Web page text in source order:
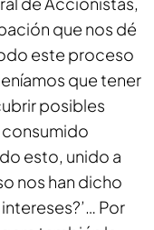
que nos dé
este proceso
que tener
posibles
consumido
esto, unido a
nos han dicho
Por